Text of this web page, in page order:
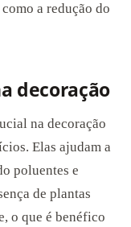
a redução do
decoração
na decoração
Elas ajudam a
poluentes e
de plantas
o que é benéfico